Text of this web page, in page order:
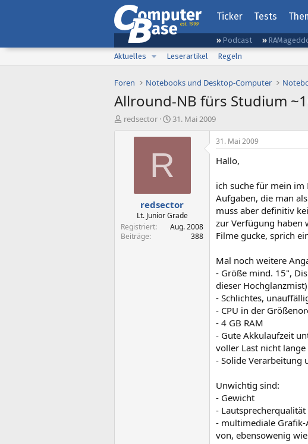
Ticker Tests
Podcast
Aktuelles
Leserartikel Regeln
Foren Notebooks und Desktop-Computer
Allround-NB fürs Studium
E
redsector
E
s
e
t
a
m
31. Mai 2009
R
redsector
Lt. Junior Grade
Registriert
Aug. 2008
Beiträge
388
31. Mai 2009
Hallo,
ich suche für mein
Aufgaben, die man
muss aber definitiv
zur Verfügung haben
Filme gucke, sprich
Mal noch weitere
- Größe mind. 15",
dieser Hochglanzmist)
- Schlichtes,
- CPU in der
- 4 GB RAM
- Gute Akkulaufzeit
voller Last nicht
- Solide Verarbeitung
Unwichtig sind:
- Gewicht
-
- multimediale Grafik-
von, ebensowenig